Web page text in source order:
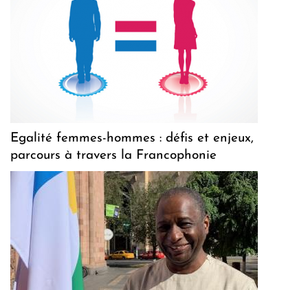
Egalité femmes-hommes : défis et enjeux,
parcours à travers la Francophonie